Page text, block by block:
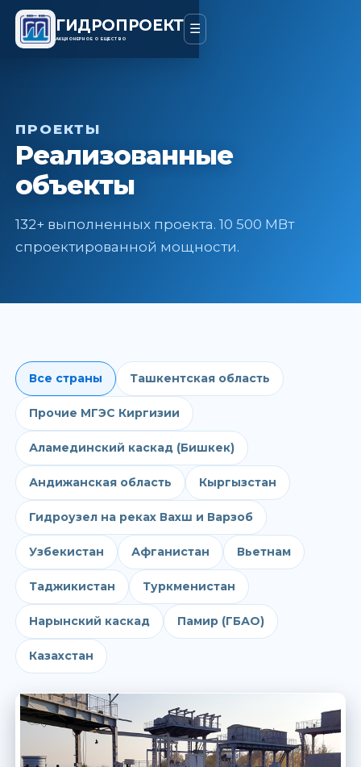
ГИДРОПРОЕКТ
АКЦИОНЕРНОЕ ОБЩЕСТВО
☰
ПРОЕКТЫ
Реализованные
объекты
132+ выполненных проекта. 10 500 МВт
спроектированной мощности.
Все страны Ташкентская область
Прочие МГЭС Киргизии
Аламединский каскад (Бишкек)
Андижанская область Кыргызстан
Гидроузел на реках Вахш и Варзоб
Узбекистан Афганистан Вьетнам
Таджикистан Туркменистан
Нарынский каскад Памир (ГБАО)
Казахстан